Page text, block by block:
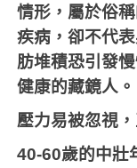
情形，屬於俗
疾病，卻不代
肪堆積恐引發
健康的藏鏡人。
壓力易被忽視
40-60歲的中壯